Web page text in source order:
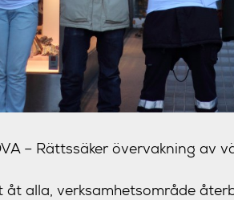
– Rättssäker övervakning av
åt alla, verksamhetsområde